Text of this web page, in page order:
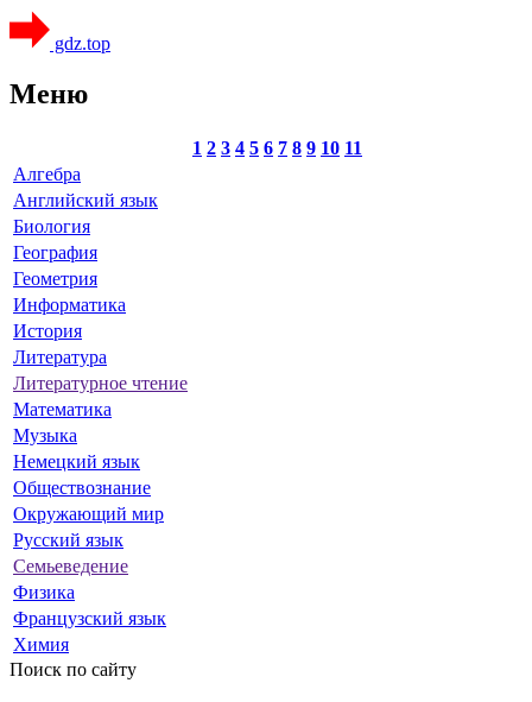
gdz.top
Меню
1 2 3 4 5 6 7 8 9 10 11
Алгебра
Английский язык
Биология
География
Геометрия
Информатика
История
Литература
Литературное чтение
Математика
Музыка
Немецкий язык
Обществознание
Окружающий мир
Русский язык
Семьеведение
Физика
Французский язык
Химия
Поиск по сайту